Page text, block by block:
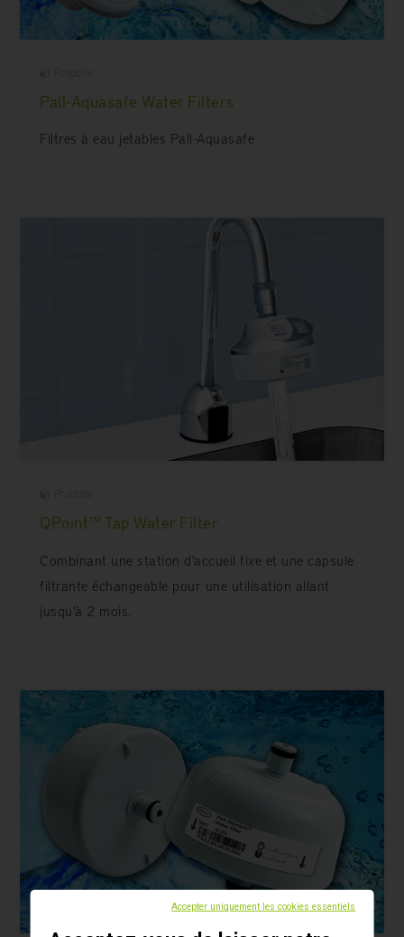
Pall-Aquasafe Water Filters
Filtres à eau jetables Pall-Aquasafe
QPoint™ Tap Water Filter
Combinant une station d'accueil fixe et une capsule
filtrante échangeable pour une utilisation allant
jusqu'à 2 mois.
Accepter uniquement les cookies essentiels